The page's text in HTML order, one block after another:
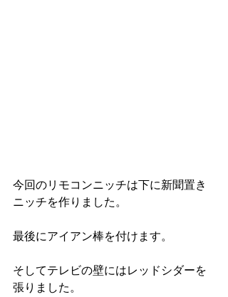
今回のリモコンニッチは下に新聞置き
ニッチを作りました。
最後にアイアン棒を付けます。
そしてテレビの壁にはレッドシダーを
張りました。